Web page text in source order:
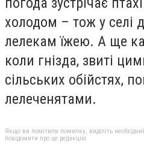
холодом – тож у селі
лелекам їжею. А ще
коли гнізда, звиті
сільських обійстях,
лелеченятами.
Якщо ви помітили помилку, виділіть
повідомити про це редакцію